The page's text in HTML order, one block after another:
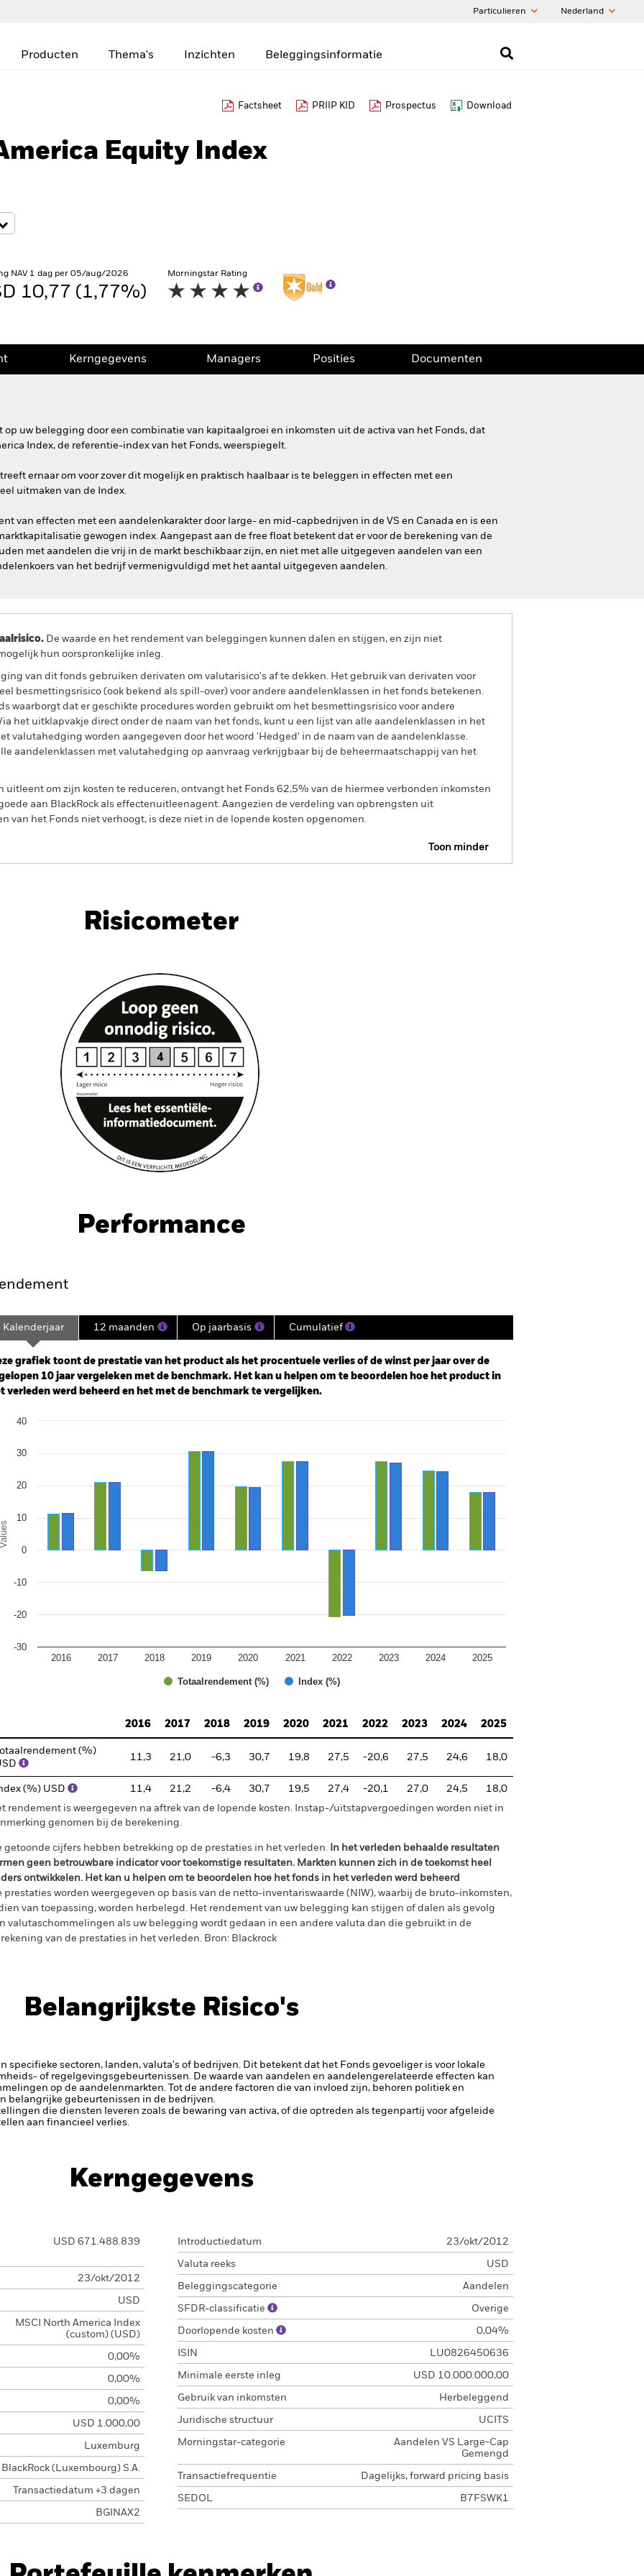
Particulieren Nederland
Producten Thema's Inzichten Beleggingsinformatie
Factsheet PRIIP KID Prospectus Download
Equity Index
NAV 1 dag per 05/aug/2026
10,77 (1,77%)
Morningstar Rating
Kerngegevens Managers Posities Documenten
op uw belegging door een combinatie van kapitaalgroei en inkomsten uit de activa van het Fonds, dat
Index, de referentie-index van het Fonds, weerspiegelt.
ernaar om voor zover dit mogelijk en praktisch haalbaar is te beleggen in effecten met een
uitmaken van de Index.
van effecten met een aandelenkarakter door large- en mid-capbedrijven in de VS en Canada en is een
gewogen index. Aangepast aan de free float betekent dat er voor de berekening van de
met aandelen die vrij in de markt beschikbaar zijn, en niet met alle uitgegeven aandelen van een
van het bedrijf vermenigvuldigd met het aantal uitgegeven aandelen.
De waarde en het rendement van beleggingen kunnen dalen en stijgen, en zijn niet
hun oorspronkelijke inleg.
van dit fonds gebruiken derivaten om valutarisico's af te dekken. Het gebruik van derivaten voor
besmettingsrisico (ook bekend als spill-over) voor andere aandelenklassen in het fonds betekenen.
waarborgt dat er geschikte procedures worden gebruikt om het besmettingsrisico voor andere
het uitklapvakje direct onder de naam van het fonds, kunt u een lijst van alle aandelenklassen in het
valutahedging worden aangegeven door het woord 'Hedged' in de naam van de aandelenklasse.
aandelenklassen met valutahedging op aanvraag verkrijgbaar bij de beheermaatschappij van het
uitleent om zijn kosten te reduceren, ontvangt het Fonds 62,5% van de hiermee verbonden inkomsten
aan BlackRock als effectenuitleenagent. Aangezien de verdeling van opbrengsten uit
van het Fonds niet verhoogt, is deze niet in de lopende kosten opgenomen.
Toon minder
Kerngegevens Managers
Risicometer
Performance
2012-07-01 00:00:00 to 2026-07-31 00:00:00.
0 to 600.
Kalenderjaar 12 maanden Op jaarbasis Cumulatief
grafiek toont de prestatie van het product als het procentuele verlies of de winst per jaar over de
10 jaar vergeleken met de benchmark. Het kan u helpen om te beoordelen hoe het product in
verleden werd beheerd en het met de benchmark te vergelijken.
chart with 2 data series.
chart has 1 Y axis displaying Values. Range: -30 to 40.
Values
Totaalrendement (%) Index (%)
2016 2017 2018 2019 2020 2021 2022 2023 2024 2025
-30
-20
-10
0
10
20
30
40
2016
2017 2018 2019 2020 2021 2022 2023 2024 2025
Totaalrendement (%)
11,3 21,0 -6,3 30,7 19,8 27,5 -20,6 27,5 24,6 18,0
(%) USD 11,4 21,2 -6,4 30,7 19,5 27,4 -20,1 27,0 24,5
18,0
rendement is weergegeven na aftrek van de lopende kosten. Instap-/uitstapvergoedingen worden niet in
genomen bij de berekening.
getoonde cijfers hebben betrekking op de prestaties in het verleden. In het verleden behaalde resultaten
geen betrouwbare indicator voor toekomstige resultaten. Markten kunnen zich in de toekomst heel
ontwikkelen. Het kan u helpen om te beoordelen hoe het fonds in het verleden werd beheerd
prestaties worden weergegeven op basis van de netto-inventariswaarde (NIW), waarbij de bruto-inkomsten,
van toepassing, worden herbelegd. Het rendement van uw belegging kan stijgen of dalen als gevolg
valutaschommelingen als uw belegging wordt gedaan in een andere valuta dan die gebruikt in de
van de prestaties in het verleden. Bron: Blackrock
Belangrijkste Risico's
specifieke sectoren, landen, valuta's of bedrijven. Dit betekent dat het Fonds gevoeliger is voor lokale
of regelgevingsgebeurtenissen. De waarde van aandelen en aandelengerelateerde effecten kan
op de aandelenmarkten. Tot de andere factoren die van invloed zijn, behoren politiek en
belangrijke gebeurtenissen in de bedrijven.
die diensten leveren zoals de bewaring van activa, of die optreden als tegenpartij voor afgeleide
aan financieel verlies.
Kerngegevens
USD 671.488.839
23/okt/2012
USD
MSCI North America Index
(custom) (USD)
0,00%
0,00%
0,00%
USD 1.000,00
Luxemburg
BlackRock (Luxembourg) S.A.
Transactiedatum +3 dagen
BGINAX2
Introductiedatum 23/okt/2012
Valuta reeks USD
Beleggingscategorie Aandelen
SFDR-classificatie Overige
Doorlopende kosten 0,04%
ISIN LU0826450636
Minimale eerste inleg USD 10.000.000,00
Gebruik van inkomsten Herbeleggend
Juridische structuur UCITS
Morningstar-categorie
Aandelen VS Large-Cap
Gemengd
Transactiefrequentie Dagelijks, forward pricing basis
SEDOL B7FSWK1